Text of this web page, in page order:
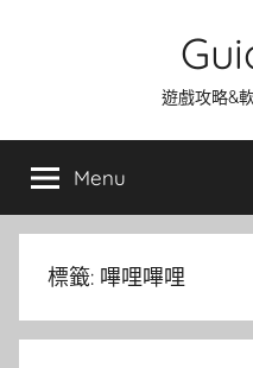
遊戲攻略&
Menu
標籤: 嗶哩嗶哩